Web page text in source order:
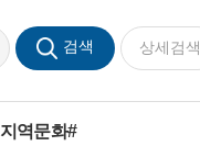
검색 상세검색
지역문화#